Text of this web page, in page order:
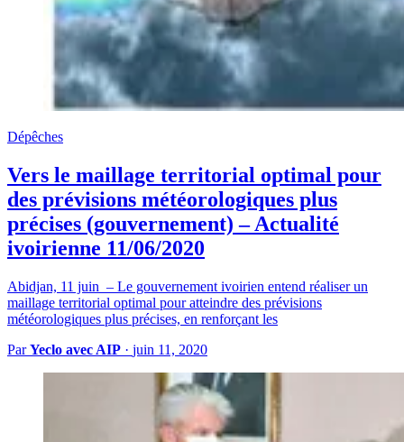
Dépêches
Vers le maillage territorial optimal pour
des prévisions météorologiques plus
précises (gouvernement) – Actualité
ivoirienne 11/06/2020
Abidjan, 11 juin – Le gouvernement ivoirien entend réaliser un
maillage territorial optimal pour atteindre des prévisions
météorologiques plus précises, en renforçant les
ParYeclo avec AIP · juin 11, 2020